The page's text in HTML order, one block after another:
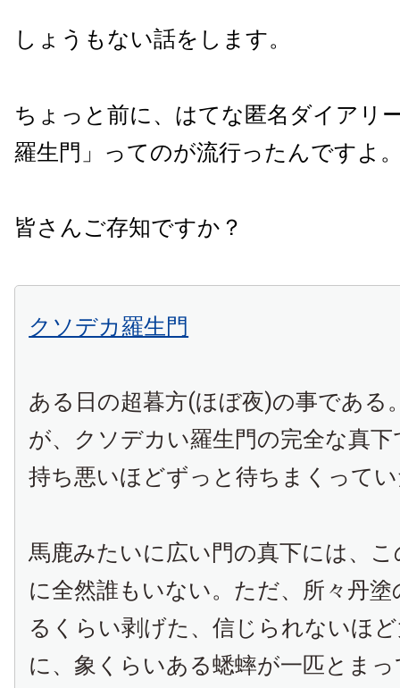
しょうもない話をします。
ちょっと前に、はてな匿名ダイアリ
羅生門」ってのが流行ったんですよ
皆さんご存知ですか？
クソデカ羅生門
ある日の超暮方(ほぼ夜)の事である
が、クソデカい羅生門の完全な真
持ち悪いほどずっと待ちまくって
馬鹿みたいに広い門の真下には、
に全然誰もいない。ただ、所々丹
るくらい剥げた、信じられないほ
に、象くらいある蟋蟀が一匹とま